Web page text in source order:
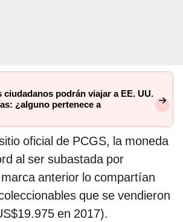
ciudadanos podrán viajar a EE. UU.
¿alguno pertenece a
oficial de PCGS, la moneda
al ser subastada por
anterior lo compartían
que se vendieron
en 2017).